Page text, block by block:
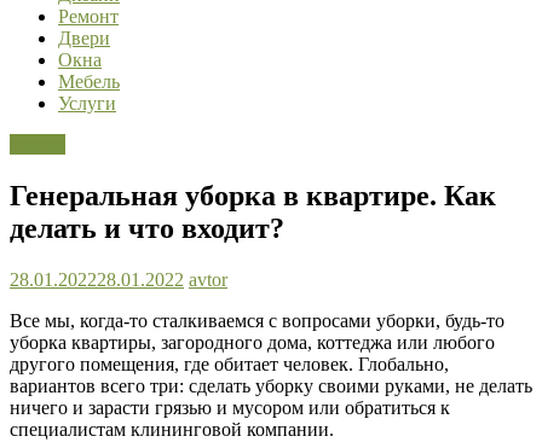
Ремонт
Двери
Окна
Мебель
Услуги
Генеральная уборка в квартире. Как
делать и что входит?
28.01.202228.01.2022 avtor
Все мы, когда-то сталкиваемся с вопросами уборки, будь-то
уборка квартиры, загородного дома, коттеджа или любого
другого помещения, где обитает человек. Глобально,
вариантов всего три: сделать уборку своими руками, не делать
ничего и зарасти грязью и мусором или обратиться к
специалистам клининговой компании.